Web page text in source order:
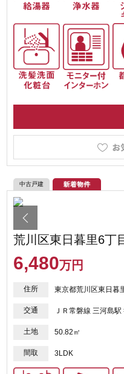
中古戸建
荒川区東日暮里6
6,480万円
住所 東京都荒川区東日暮
交通 ＪＲ常磐線 三河島
土地 50.82㎡
間取 3LDK